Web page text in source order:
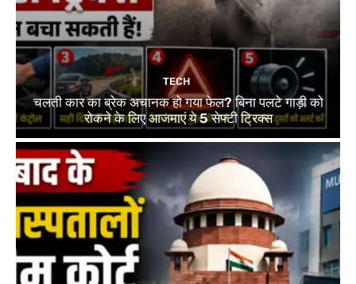
TECH
चलती कार का ब्रेक अचानक हो गया फेल? बिना पलटे गाड़ी को
रोकने के लिए आजमाएं ये 5 सेफ्टी ट्रिक्स